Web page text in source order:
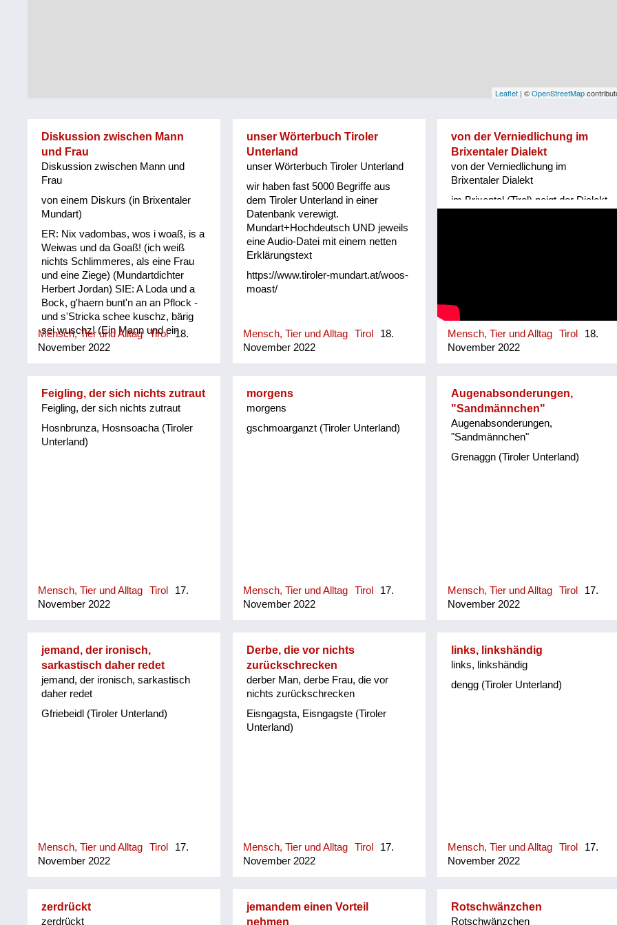
Leaflet | ©OpenStreetMap
Diskussion zwischen Mann
und Frau
Diskussion zwischen Mann und
Frau
von einem Diskurs (in Brixentaler
Mundart)
ER: Nix vadombas, wos i woaß, is a
Weiwas und da Goaß! (ich weiß
nichts Schlimmeres, als eine Frau
und eine Ziege) (Mundartdichter
Herbert Jordan) SIE: A Loda und a
Bock, g'haern bunt'n an an Pflock -
und s'Stricka schee kuschz, bärig
sei wuschz! (Ein Mann und ein
Ziegenbock, gehören mit einem
Mensch, Tier und Alltag Tirol 18.
November 2022
unser Wörterbuch Tiroler
Unterland
unser Wörterbuch Tiroler Unterland
wir haben fast 5000 Begriffe aus
dem Tiroler Unterland in einer
Datenbank verewigt.
Mundart+Hochdeutsch UND jeweils
eine Audio-Datei mit einem netten
Erklärungstext
https://www.tiroler-mundart.at/woos-
moast/
Mensch, Tier und Alltag Tirol
18.
November 2022
von der Verniedlichung im
Brixentaler Dialekt
von der Verniedlichung im
Brixentaler Dialekt
im Brixental (Tirol) neigt der Dialekt
Mensch, Tier und Alltag Tirol
18.
November 2022
Feigling, der sich nichts zutraut
Feigling, der sich nichts zutraut
Hosnbrunza, Hosnsoacha (Tiroler
Unterland)
Mensch, Tier und Alltag Tirol
17.
November 2022
morgens
morgens
gschmoarganzt (Tiroler Unterland)
Mensch, Tier und Alltag Tirol
17.
November 2022
Augenabsonderungen,
"Sandmännchen"
Augenabsonderungen,
"Sandmännchen"
Grenaggn (Tiroler Unterland)
Mensch, Tier und Alltag Tirol
17.
November 2022
jemand, der ironisch,
sarkastisch daher redet
jemand, der ironisch, sarkastisch
daher redet
Gfriebeidl (Tiroler Unterland)
Mensch, Tier und Alltag Tirol
17.
November 2022
Derbe, die vor nichts
zurückschrecken
derber Man, derbe Frau, die vor
nichts zurückschrecken
Eisngagsta, Eisngagste (Tiroler
Unterland)
Mensch, Tier und Alltag Tirol
17.
November 2022
links, linkshändig
links, linkshändig
dengg (Tiroler Unterland)
Mensch, Tier und Alltag Tirol
17.
November 2022
zerdrückt
zerdrückt
jemandem einen Vorteil
nehmen
Rotschwänzchen
Rotschwänzchen